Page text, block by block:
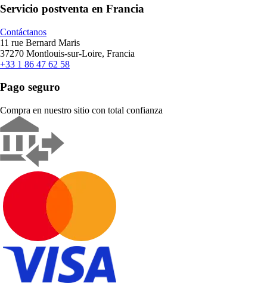
Servicio postventa en Francia
Contáctanos
11 rue Bernard Maris
37270 Montlouis-sur-Loire, Francia
+33 1 86 47 62 58
Pago seguro
Compra en nuestro sitio con total confianza